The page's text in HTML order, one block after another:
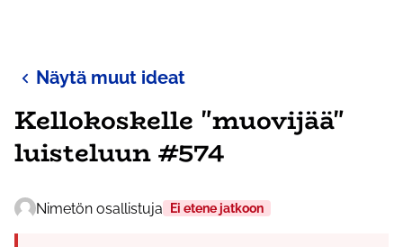
Näytä muut ideat
Kellokoskelle "muovijää"
luisteluun #574
Nimetön osallistuja Ei etene jatkoon